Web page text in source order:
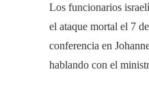
Los funcionarios
el ataque mortal el 7
conferencia en
hablando con el